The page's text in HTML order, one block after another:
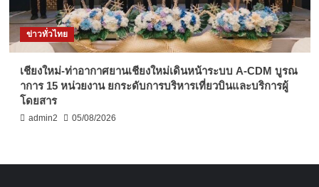
ข่าวทั่วไทย
เชียงใหม่-ท่าอากาศยานเชียงใหม่เดินหน้าระบบ A-CDM บูรณ
าการ 15 หน่วยงาน ยกระดับการบริหารเที่ยวบินและบริการผู้
โดยสาร
admin2 05/08/2026